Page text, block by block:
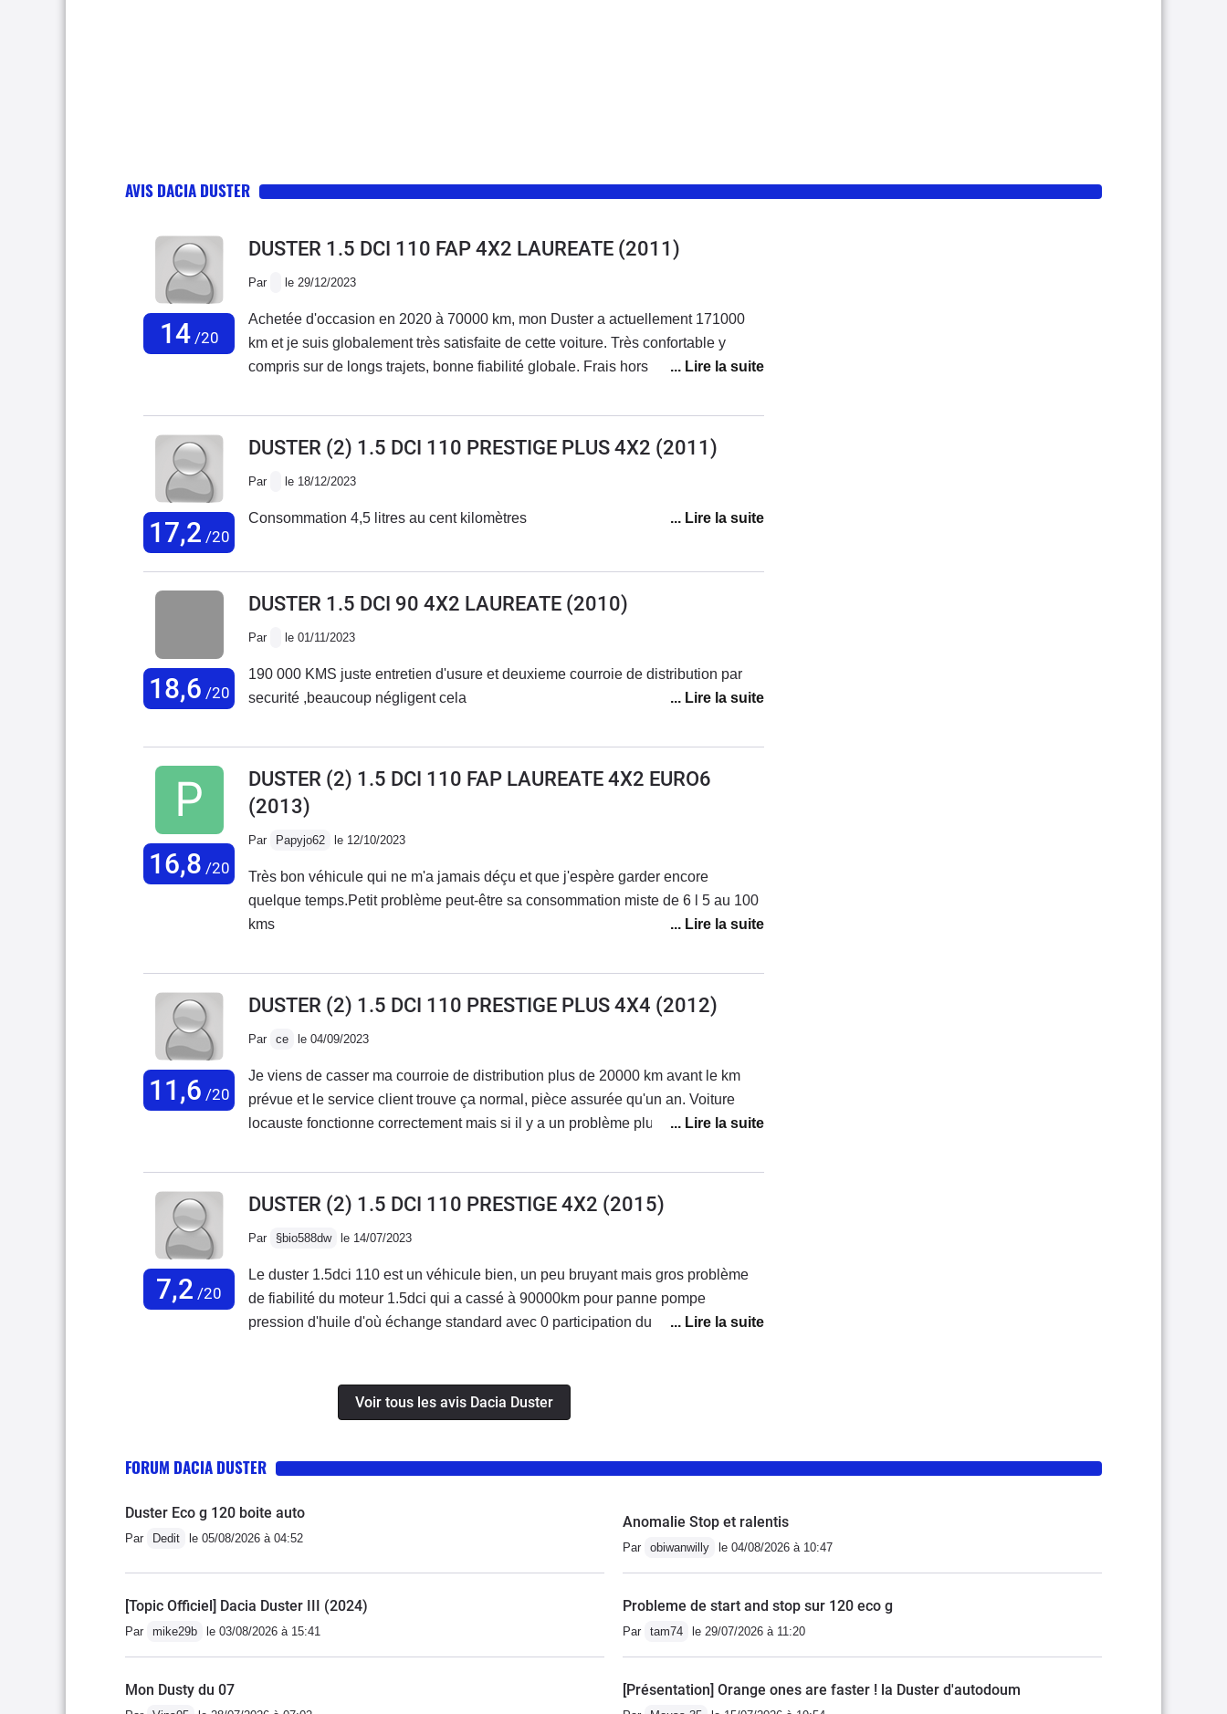
AVIS DACIA DUSTER
14/20
DUSTER 1.5 DCI 110 FAP 4X2 LAUREATE (2011)
Par le 29/12/2023
Achetée d'occasion en 2020 à 70000 km, mon Duster a actuellement 171000
km et je suis globalement très satisfaite de cette voiture. Très confortable y
compris sur de longs trajets, bonne fiabilité globale. Frais hors révisions, pneus
faire tous les 6 ans ou ts les 100 000 km si avant) + récemment, 1 injecteur qui
montrait des signes de fatigue).Consommation moyenne : - trajets principaux :
courts trajets travail / domicile sur petites routes de campagne : 5,9 l /100- sur
autoroute : 6,1 l /100 si je roule à 110 et 6,3 l/100 si je roule à 130.Globalement,
pour un véhicule de cet âge et de cette gamme de prix, les points faibles à mon
auto, du revêtement de sol.
17,2 /20
DUSTER (2) 1.5 DCI 110 PRESTIGE PLUS 4X2 (2011)
Par le 18/12/2023
Consommation 4,5 litres au cent kilomètres
18,6 /20
DUSTER 1.5 DCI 90 4X2 LAUREATE (2010)
Par le 01/11/2023
190 000 KMS juste entretien d'usure et deuxieme courroie de distribution par
securité ,beaucoup négligent cela
16,8 /20
DUSTER (2) 1.5 DCI 110 FAP LAUREATE 4X2 EURO6
(2013)
Par Papyjo62 le 12/10/2023
Très bon véhicule qui ne m'a jamais déçu et que j'espère garder encore
quelque temps.Petit problème peut-être sa consommation miste de 6 l 5 au 100
kms
11,6 /20
DUSTER (2) 1.5 DCI 110 PRESTIGE PLUS 4X4 (2012)
Par ce le 04/09/2023
Je viens de casser ma courroie de distribution plus de 20000 km avant le km
prévue et le service client trouve ça normal, pièce assurée qu'un an. Voiture
locauste fonctionne correctement mais si il y a un problème plus personne n'est
220 000 (courroie changée une première fois il y a 4 ans)...Bref véhicule à éviter
pour sa non fiabilité et son service client hautin et pas du tout commercial. Je
sais déjà que je n’achèterai plus rien chez eux et que je changerai également
de garage pour l'entretien (même si mon garage était plutôt compétent)
7,2 /20
DUSTER (2) 1.5 DCI 110 PRESTIGE 4X2 (2015)
Par §bio588dw le 14/07/2023
Le duster 1.5dci 110 est un véhicule bien, un peu bruyant mais gros problème
de fiabilité du moteur 1.5dci qui a cassé à 90000km pour panne pompe
pression d'huile d'où échange standard avec 0 participation du service client
problèmes produit et qui a un très mauvais service client.Réparation par contre
bien effectuée à la succursale Renault de Rillieux La Pape.
Voir tous les avis Dacia Duster
FORUM DACIA DUSTER
Duster Eco g 120 boite auto
Par Dedit le 05/08/2026 à 04:52
Anomalie Stop et ralentis
Par obiwanwilly le 04/08/2026 à 10:47
[Topic Officiel] Dacia Duster III (2024)
Par mike29b le 03/08/2026 à 15:41
Probleme de start and stop sur 120 eco g
Par tam74 le 29/07/2026 à 11:20
Mon Dusty du 07 [Présentation] Orange ones are faster ! la Duster d'autodoum